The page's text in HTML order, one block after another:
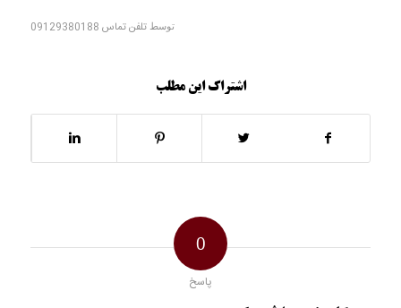
توسطتلفن تماس 09129380188
اشتراک این مطلب
0
پاسخ